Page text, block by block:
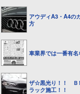
アウディA3・A4の
方
車業界では一番有
ザ☆黒光り！！
ラック施工！！